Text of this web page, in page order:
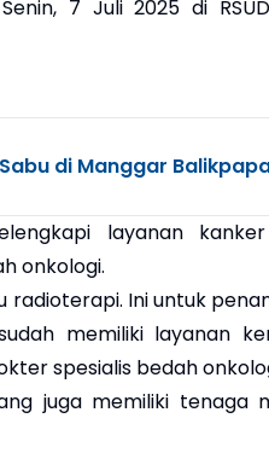
7 Juli 2025 di
di Manggar
layanan
onkologi.
radioterapi. Ini untuk
memiliki layanan
spesialis bedah
juga memiliki tenaga